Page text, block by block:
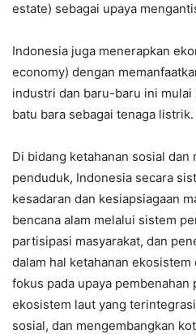
estate) sebagai upaya
Indonesia juga menerapkan
economy) dengan
industri dan baru-baru ini
batu bara sebagai tenaga listrik.
Di bidang ketahanan sosial dan
penduduk, Indonesia secara
kesadaran dan kesiapsiagaan
bencana alam melalui sistem
partisipasi masyarakat, dan
dalam hal ketahanan
fokus pada upaya pembenahan
ekosistem laut yang
sosial, dan mengembangkan